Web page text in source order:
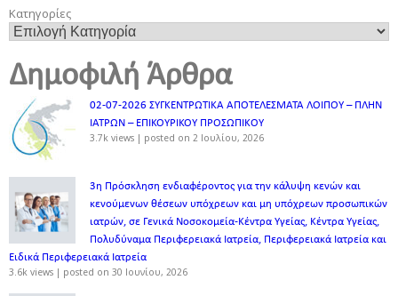
Κατηγορίες
Δημοφιλή Άρθρα
02-07-2026 ΣΥΓΚΕΝΤΡΩΤΙΚΑ ΑΠΟΤΕΛΕΣΜΑΤΑ ΛΟΙΠΟΥ – ΠΛΗΝ
ΙΑΤΡΩΝ – ΕΠΙΚΟΥΡΙΚΟΥ ΠΡΟΣΩΠΙΚOY
3.7k views | posted on 2 Ιουλίου, 2026
3η Πρόσκληση ενδιαφέροντος για την κάλυψη κενών και
κενούμενων θέσεων υπόχρεων και μη υπόχρεων προσωπικών
ιατρών, σε Γενικά Νοσοκομεία-Κέντρα Υγείας, Κέντρα Υγείας,
Πολυδύναμα Περιφερειακά Ιατρεία, Περιφερειακά Ιατρεία και
Ειδικά Περιφερειακά Ιατρεία
3.6k views | posted on 30 Ιουνίου, 2026